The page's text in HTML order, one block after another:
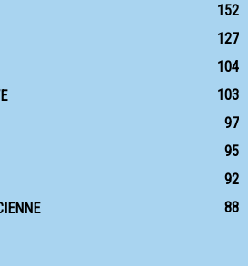
152
127
104
103
97
95
92
88